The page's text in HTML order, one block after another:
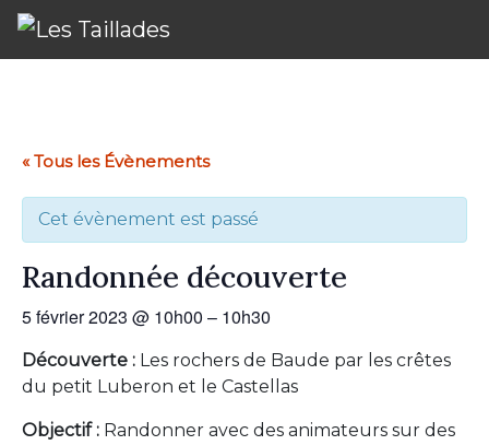
« Tous les Évènements
Cet évènement est passé
Randonnée découverte
5 février 2023 @ 10h00 – 10h30
Découverte : Les rochers de Baude par les crêtes
du petit Luberon et le Castellas
Objectif : Randonner avec des animateurs sur des